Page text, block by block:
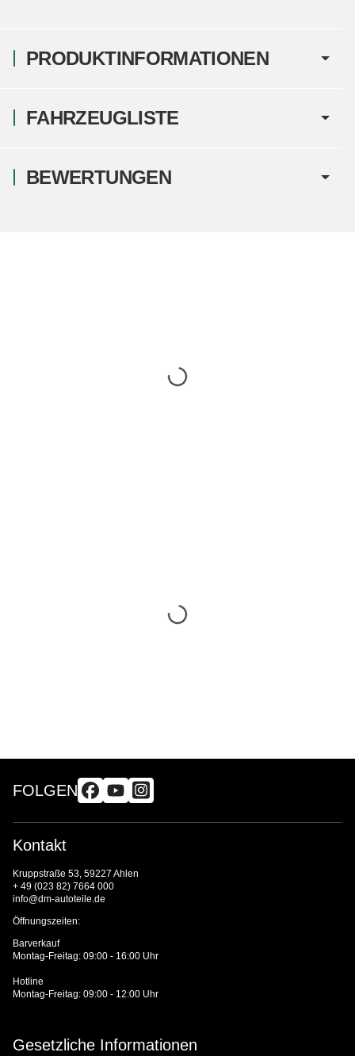
PRODUKTINFORMATIONEN
FAHRZEUGLISTE
BEWERTUNGEN
FOLGEN
Kontakt
Kruppstraße 53, 59227 Ahlen
+ 49 (023 82) 7664 000
info@dm-autoteile.de
Öffnungszeiten:
Barverkauf
Montag-Freitag: 09:00 - 16:00 Uhr
Hotline
Montag-Freitag: 09:00 - 12:00 Uhr
Gesetzliche Informationen